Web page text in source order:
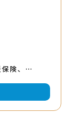
保険、…